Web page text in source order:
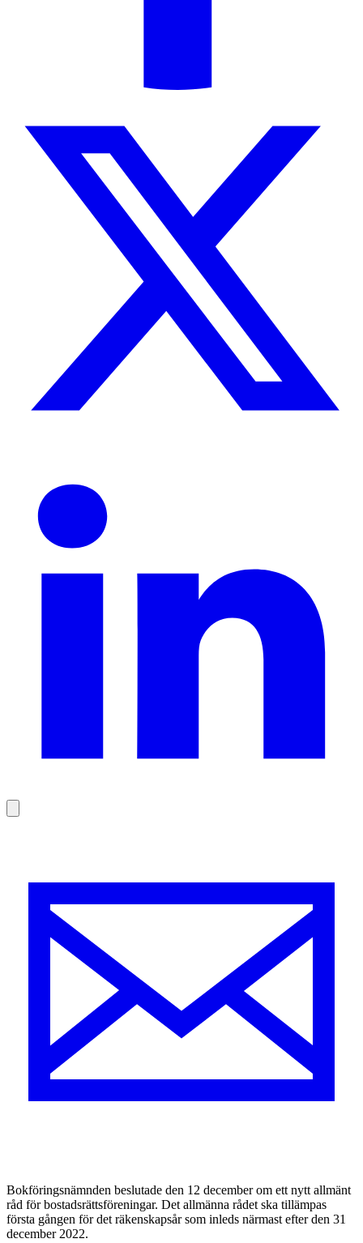
Bokföringsnämnden beslutade den 12 december om ett nytt allmänt
råd för bostadsrättsföreningar. Det allmänna rådet ska tillämpas
första gången för det räkenskapsår som inleds närmast efter den 31
december 2022.